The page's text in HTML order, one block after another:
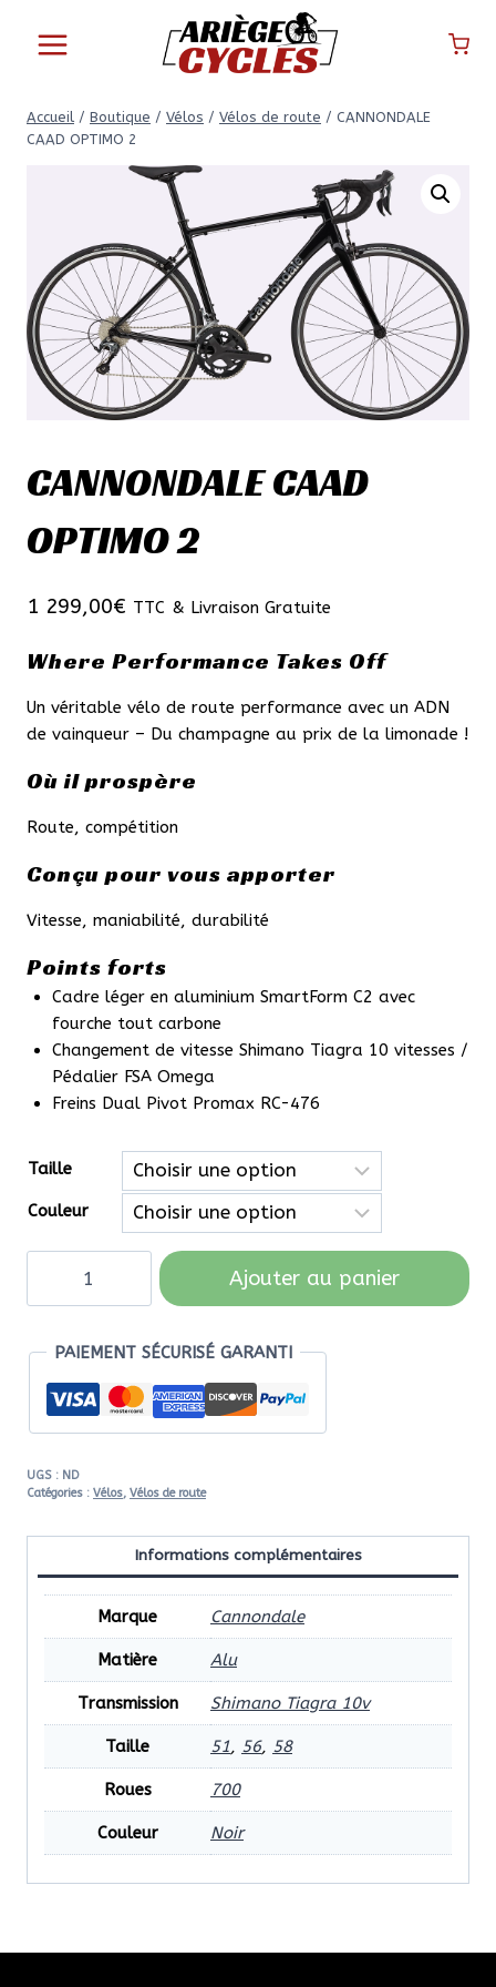
Accueil / Boutique / Vélos / Vélos de route / CANNONDALE
CAAD OPTIMO 2
CANNONDALE CAAD
OPTIMO 2
1 299,00€ TTC & Livraison Gratuite
Where Performance Takes Off
Un véritable vélo de route performance avec un ADN
de vainqueur – Du champagne au prix de la limonade !
Où il prospère
Route, compétition
Conçu pour vous apporter
Vitesse, maniabilité, durabilité
Points forts
Cadre léger en aluminium SmartForm C2 avec
fourche tout carbone
Changement de vitesse Shimano Tiagra 10 vitesses /
Pédalier FSA Omega
Freins Dual Pivot Promax RC-476
Taille
Couleur
CAAD
Ajouter au panier
PAIEMENT SÉCURISÉ GARANTI
UGS : ND
Catégories : Vélos, Vélos de route
Informations complémentaires
Marque Cannondale
Matière Alu
Transmission Shimano Tiagra 10v
Taille 51, 56, 58
Roues 700
Couleur Noir